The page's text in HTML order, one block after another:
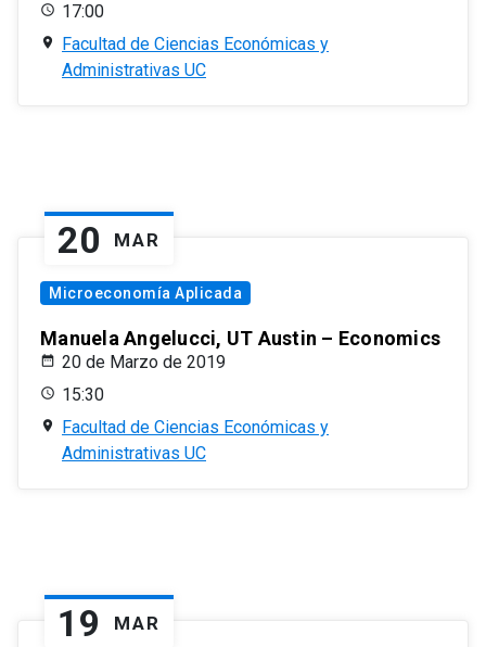
17:00
Facultad de Ciencias Económicas y
Administrativas UC
20 MAR
Microeconomía Aplicada
Manuela Angelucci, UT Austin – Economics
20 de Marzo de 2019
15:30
Facultad de Ciencias Económicas y
Administrativas UC
19 MAR